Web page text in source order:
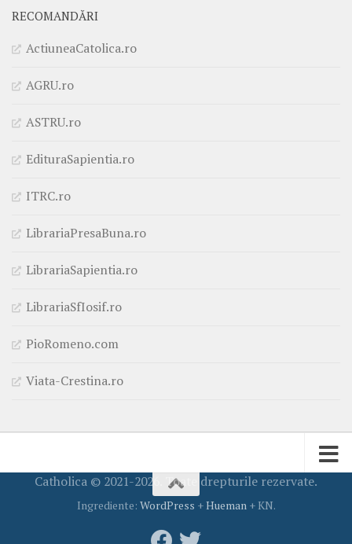
RECOMANDĂRI
ActiuneaCatolica.ro
AGRU.ro
ASTRU.ro
EdituraSapientia.ro
ITRC.ro
LibrariaPresaBuna.ro
LibrariaSapientia.ro
LibrariaSfIosif.ro
PioRomeno.com
Viata-Crestina.ro
Catholica © 2021-2026. Toate drepturile rezervate.
Ingrediente: WordPress +Hueman+ KN.